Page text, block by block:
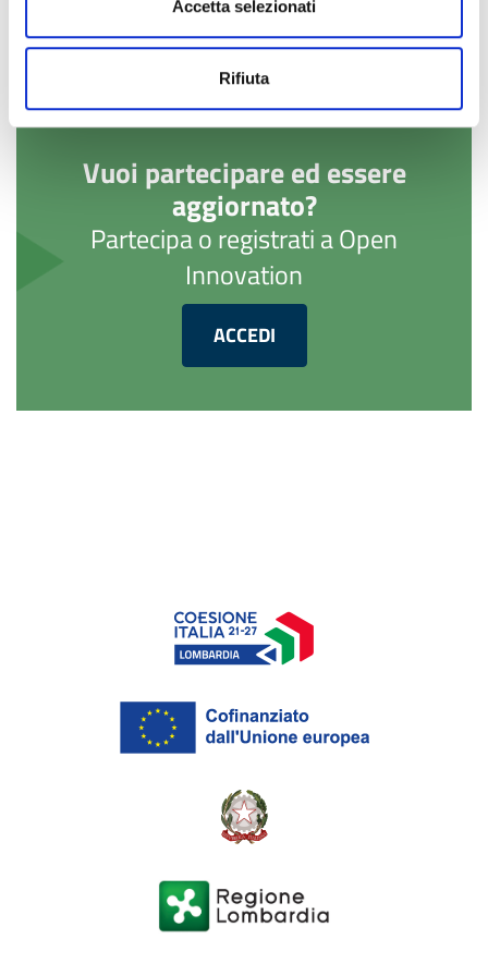
Accetta selezionati
Rifiuta
Vuoi partecipare ed essere
aggiornato?
Partecipa o registrati a Open
Innovation
ACCEDI